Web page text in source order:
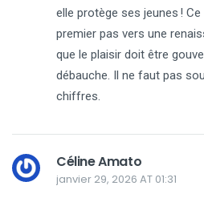
elle protège ses jeunes !
premier pas vers une
que le plaisir doit être
débauche. Il ne faut pas
chiffres.
Céline Amato
janvier 29, 2026 AT 01:31